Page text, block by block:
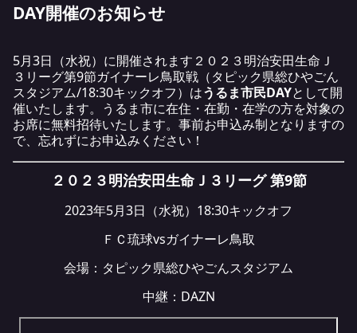
DAY開催のお知らせ
5月3日（水祝）に開催されます２０２３明治安田生命Ｊ
３リーグ第9節ガイナーレ鳥取戦（タピック県総ひやごん
スタジアム/18:30キックオフ）はうるま市民DAYとして開
催いたします。うるま市に在住・在勤・在学の方を対象の
お席に無料招待いたします。事前お申込み制となりますの
で、忘れずにお申込みください！
２０２３明治安田生命Ｊ３リーグ 第9節
2023年5月3日（水祝）18:30キックオフ
ＦＣ琉球vsガイナーレ鳥取
会場：タピック県総ひやごんスタジアム
中継： DAZN